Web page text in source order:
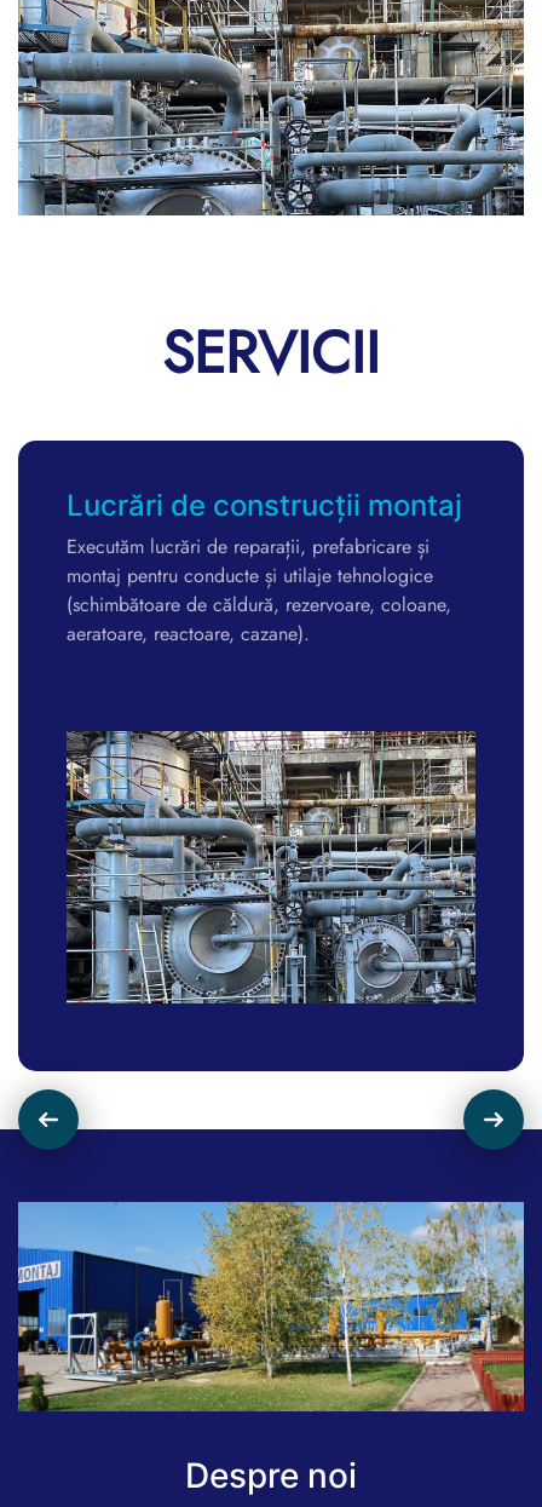
SERVICII
Compensatoare metalice
dilatare
Proiectăm și fabricăm la comandă
metalice de dilatare lenticulare pentru
industriale de înaltă calitate.
Despre noi